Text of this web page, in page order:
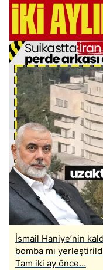
İsmail Haniye’nin
bomba mı
Tam iki ay önce…